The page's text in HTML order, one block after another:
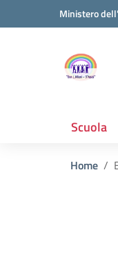
Vai ai contenuti
Vai al menu diMinistero
Scuola
Home